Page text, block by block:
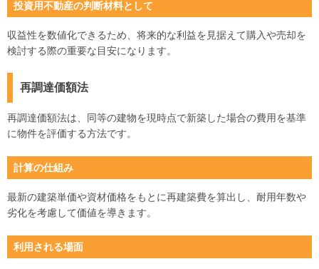
投資用不動産の判断材料として
収益性を数値化できるため、将来的な利益を見据えて購入や売却を
検討する際の重要な目安になります。
再調達価額法
再調達価額法は、同等の建物を現時点で新築した場合の費用を基準
に物件を評価する方法です。
計算の仕組み
最新の建築単価や資材価格をもとに再建築費を算出し、耐用年数や
劣化を考慮して価値を導きます。
利用される場面